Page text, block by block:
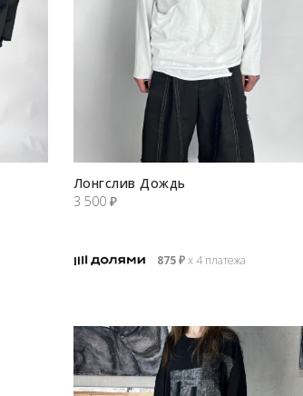
Лонгслив Дождь
3 500 ₽
875₽х 4 платежа